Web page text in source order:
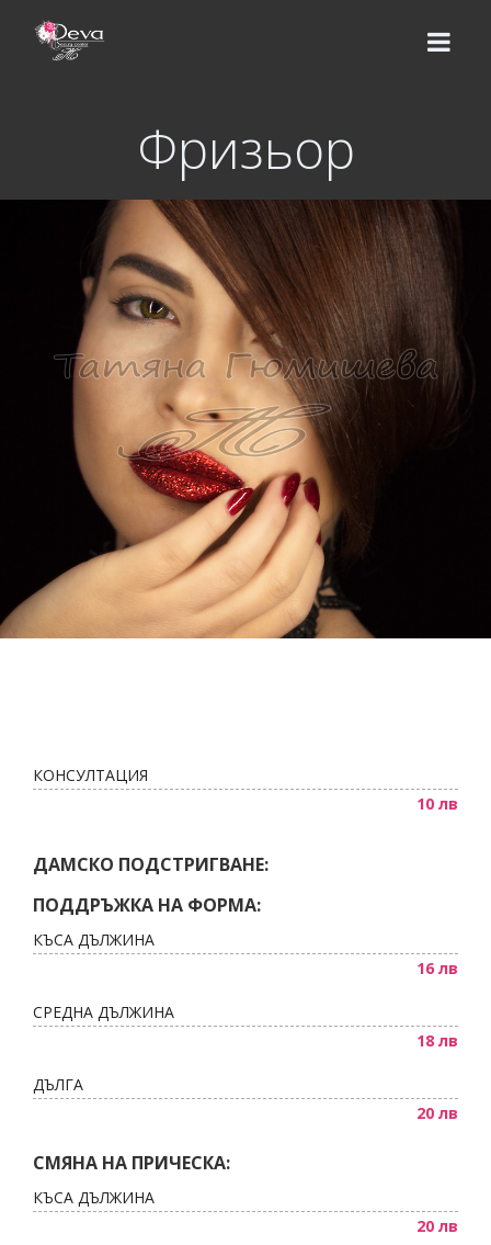
УСЛУГИ
Цени
КУРСОВЕ
Базов курс
Надграждащи курсове
МАГАЗИН
Пигменти
Материали за изграждане на нокти
Златните четки на Татяна Гюмишева
НОВИНИ
КОНТАКТИ
Фризьор
КОНСУЛТАЦИЯ
10 лв
ДАМСКО ПОДСТРИГВАНЕ:
ПОДДРЪЖКА НА ФОРМА:
КЪСА ДЪЛЖИНА
16 лв
СРЕДНА ДЪЛЖИНА
18 лв
ДЪЛГА
20 лв
СМЯНА НА ПРИЧЕСКА:
КЪСА ДЪЛЖИНА
20 лв